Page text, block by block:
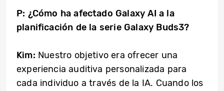
P: ¿Cómo ha afectado Galaxy AI a la
planificación de la serie Galaxy Buds3?
Kim: Nuestro objetivo era ofrecer una
experiencia auditiva personalizada para
cada individuo a través de la IA. Cuando los